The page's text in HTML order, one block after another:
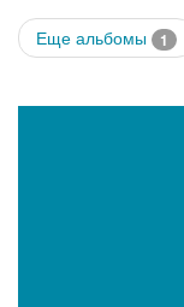
Еще альбомы 1